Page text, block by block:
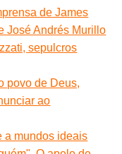
de James
José Andrés Murillo
sepulcros
povo de Deus,
ao
a mundos ideais